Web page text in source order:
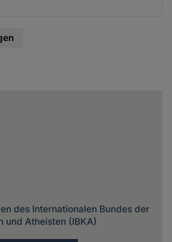
des Internationalen Bundes der
und Atheisten (IBKA)